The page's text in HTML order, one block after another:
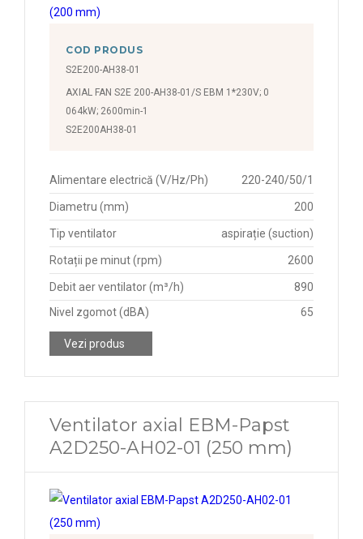
10000 rpm
COD PRODUS
S2E200-AH38-01
AXIAL FAN S2E 200-AH38-01/S EBM 1*230V; 0
064kW; 2600min-1
S2E200AH38-01
Alimentare electrică (V/Hz/Ph) 220-240/50/1
Diametru (mm) 200
Tip ventilator aspirație (suction)
Rotații pe minut (rpm) 2600
Debit aer ventilator (m³/h)
890
Nivel zgomot (dBA)
65
Vezi produs
Ventilator axial EBM-Papst
A2D250-AH02-01 (250 mm)